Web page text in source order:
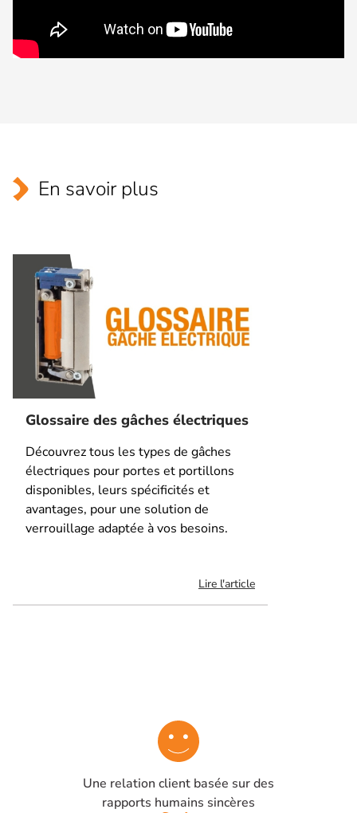
En savoir plus
Glossaire des gâches électriques
Découvrez tous les types de gâches
électriques pour portes et portillons
disponibles, leurs spécificités et
avantages, pour une solution de
verrouillage adaptée à vos besoins.
Lire l'article
Une relation client basée sur des
rapports humains sincères